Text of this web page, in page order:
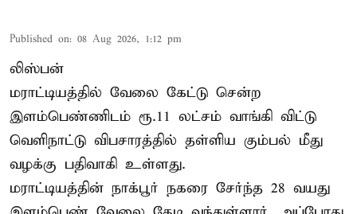
Published on: 08 Aug 2026, 1:12 pm
லிஸ்பன்
மராட்டியத்தில் வேலை கேட்டு சென்ற
இளம்பெண்ணிடம் ரூ.11 லட்சம் வாங்கி விட்டு
வெளிநாட்டு விபசாரத்தில் தள்ளிய கும்பல் மீது
வழக்கு பதிவாகி உள்ளது.
மராட்டியத்தின் நாக்பூர் நகரை சேர்ந்த 28 வயது